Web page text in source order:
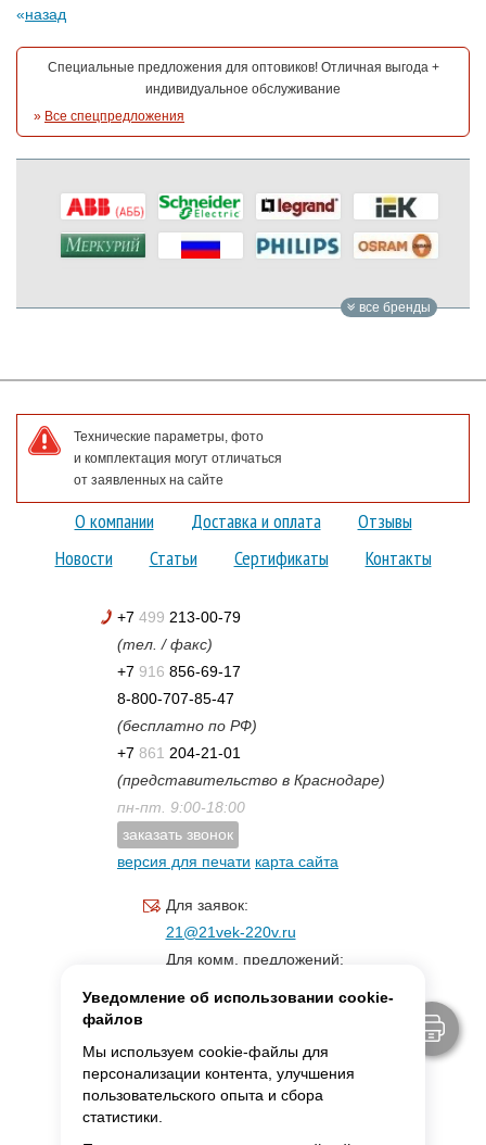
назад
Специальные предложения для оптовиков! Отличная выгода +
индивидуальное обслуживание
» Все спецпредложения
все бренды
Технические параметры, фото
и комплектация могут отличаться
от заявленных на сайте
О компании Доставка и оплата
Отзывы
Новости
Статьи Сертификаты Контакты
+7 499 213-00-79
(тел. / факс)
+7 916 856-69-17
8-800-707-85-47
(бесплатно по РФ)
+7 861 204-21-01
(представительство в Краснодаре)
пн-пт. 9:00-18:00
заказать звонок
версия для печати карта сайта
Для заявок:
21@21vek-220v.ru
Для комм. предложений:
Уведомление об использовании cookie-
файлов
Мы используем cookie-файлы для
персонализации контента, улучшения
пользовательского опыта и сбора
статистики.